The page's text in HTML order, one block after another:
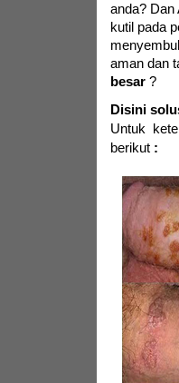
anda? Dan
kutil pada
aman dan
besar ?
Disini
Untuk
berikut: